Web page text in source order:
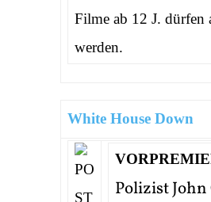
Filme ab 12 J. dürfen
werden.
White House Down
Polizist